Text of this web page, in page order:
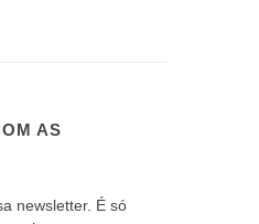
AS
newsletter. É só